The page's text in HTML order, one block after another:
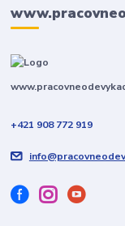
+421 908 772 919
Používame